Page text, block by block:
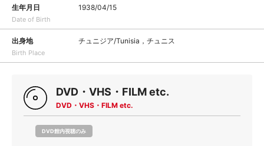
生年月日
Date of Birth
1938/04/15
出身地
Birth Place
チュニジア/Tunisia，チュニス
DVD・VHS・FILM etc.
DVD・VHS・FILM etc.
DVD館内視聴のみ